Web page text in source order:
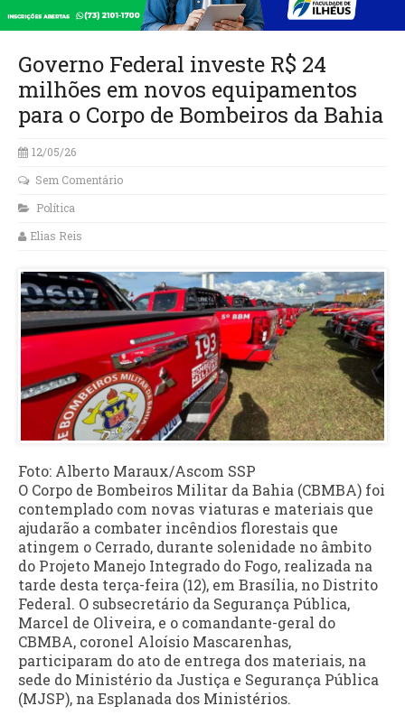
Governo Federal investe R$ 24
milhões em novos equipamentos
para o Corpo de Bombeiros da Bahia
12/05/26
Sem Comentário
Política
Elias Reis
Foto: Alberto Maraux/Ascom SSP
O Corpo de Bombeiros Militar da Bahia (CBMBA) foi
contemplado com novas viaturas e materiais que
ajudarão a combater incêndios florestais que
atingem o Cerrado, durante solenidade no âmbito
do Projeto Manejo Integrado do Fogo, realizada na
tarde desta terça-feira (12), em Brasília, no Distrito
Federal. O subsecretário da Segurança Pública,
Marcel de Oliveira, e o comandante-geral do
CBMBA, coronel Aloísio Mascarenhas,
participaram do ato de entrega dos materiais, na
sede do Ministério da Justiça e Segurança Pública
(MJSP), na Esplanada dos Ministérios.